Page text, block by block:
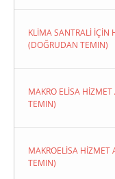
KLİMA SANTRALİ İÇİN
(DOĞRUDAN TEMIN)
MAKRO ELİSA
TEMIN)
MAKROELİSA HİZMET
TEMIN)